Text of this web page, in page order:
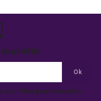
des offres promotionnelles